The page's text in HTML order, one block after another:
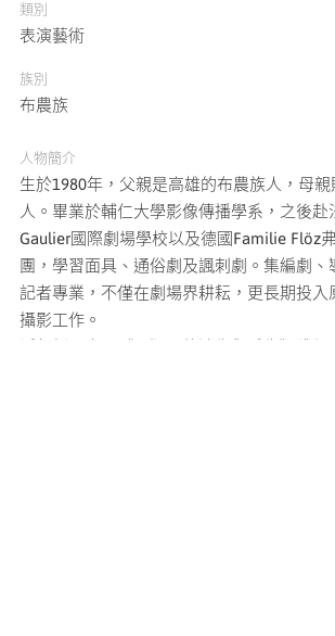
類別
表演藝術
族別
布農族
人物簡介
生於1980年，父親是高雄的布農族人，母
人。畢業於輔仁大學影像傳播學系，之後
Gaulier國際劇場學校以及德國Familie Flöz
團，學習面具、通俗劇及諷刺劇。集編劇、
記者專業，不僅在劇場界耕耘，更長期投入
攝影工作。